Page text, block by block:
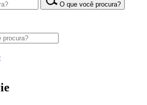
O que você procura?